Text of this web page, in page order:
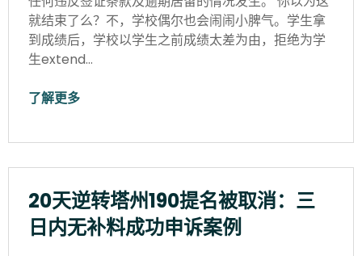
就结束了么？不，学校偶尔也会闹闹小脾气。学生拿
到成绩后，学校以学生之前成绩太差为由，拒绝为学
生extend…
了解更多
20天逆转塔州190提名被取消：三
日内无补料成功申诉案例